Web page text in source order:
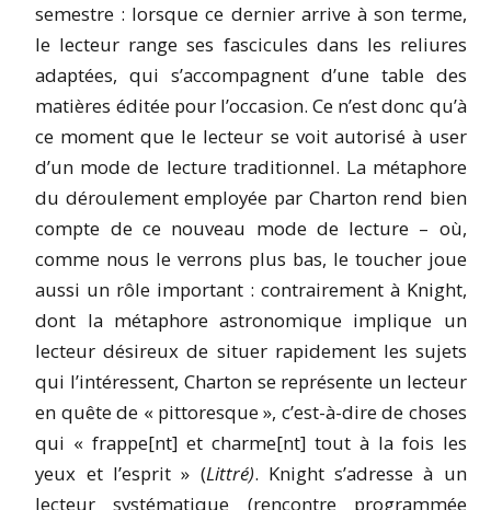
semestre : lorsque ce dernier arrive à son terme,
le lecteur range ses fascicules dans les reliures
adaptées, qui s’accompagnent d’une table des
matières éditée pour l’occasion. Ce n’est donc qu’à
ce moment que le lecteur se voit autorisé à user
d’un mode de lecture traditionnel. La métaphore
du déroulement employée par Charton rend bien
compte de ce nouveau mode de lecture – où,
comme nous le verrons plus bas, le toucher joue
aussi un rôle important : contrairement à Knight,
dont la métaphore astronomique implique un
lecteur désireux de situer rapidement les sujets
qui l’intéressent, Charton se représente un lecteur
en quête de « pittoresque », c’est-à-dire de choses
qui « frappe[nt] et charme[nt] tout à la fois les
yeux et l’esprit » (Littré). Knight s’adresse à un
lecteur systématique (rencontre programmée